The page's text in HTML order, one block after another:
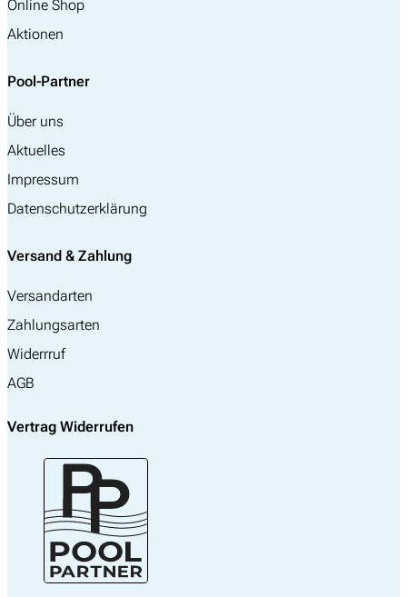
Online Shop
Aktionen
Pool-Partner
Über uns
Aktuelles
Impressum
Datenschutzerklärung
Versand & Zahlung
Versandarten
Zahlungsarten
Widerrruf
AGB
Vertrag Widerrufen